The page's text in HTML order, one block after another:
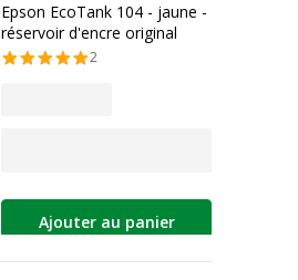
Epson EcoTank 104 - jaune -
réservoir d'encre original
2
Ajouter au panier